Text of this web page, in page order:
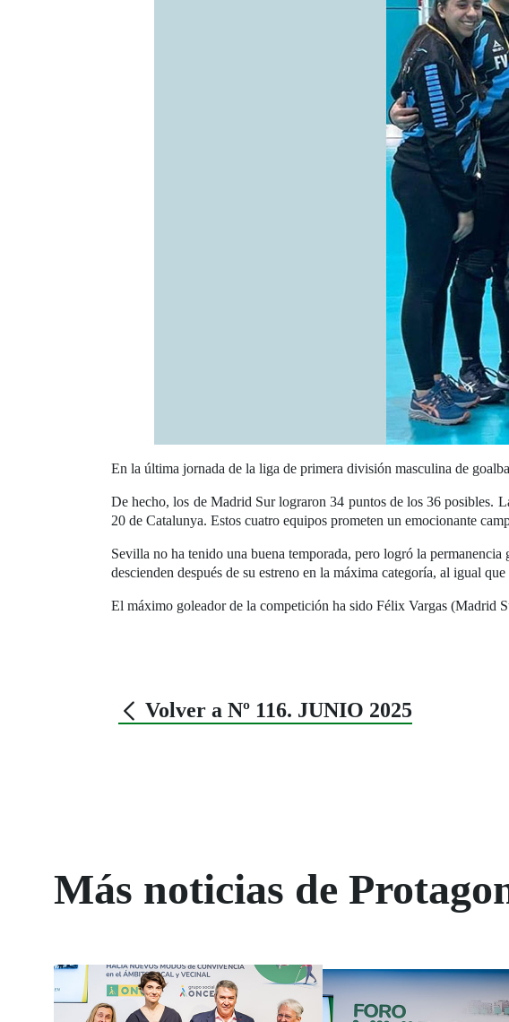
En la última jornada de la liga de primera división masculina de
De hecho, los de Madrid Sur lograron 34 puntos de los 36 posibles.
20 de Catalunya. Estos cuatro equipos prometen un emocionante
Sevilla no ha tenido una buena temporada, pero logró la
descienden después de su estreno en la máxima categoría, al igual
El máximo goleador de la competición ha sido Félix Vargas (Madrid
Volver a Nº 116. JUNIO 2025
Más noticias de